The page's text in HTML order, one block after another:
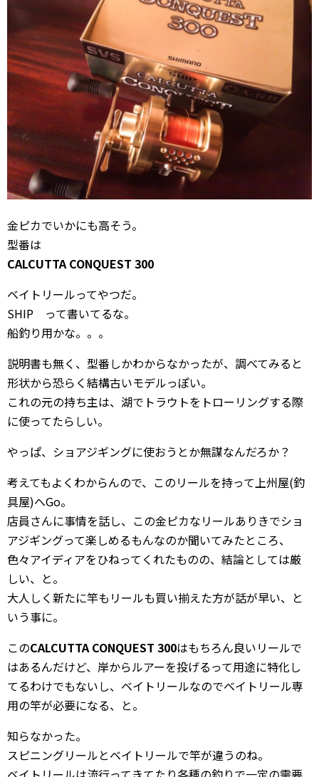
金ピカでいかにも高そう。
型番は
CALCUTTA CONQUEST 300
ベイトリールってやつだ。
SHIP って書いてるな。
船釣り用かな。。。
説明書も無く、型番しかわからなかったが、調べてみると
形状から恐らく結構古いモデルっぽい。
これの元の持ち主は、湖でトラウトをトローリングする際
に使ってたらしい。
やっぱ、ショアジギングに使おうとか無謀なんだろか？
考えてもよくわからんので、このリールを持って上州屋(釣
具屋)へGo。
店員さんに事情を話し、この金ピカなリールありきでショ
アジギングって楽しめるもんなのか聞いてみたところ、
色々アイディアをひねってくれたものの、結論としては厳
しい、と。
大人しく新たに竿もリールも買い揃えた方が話が早い、と
いう事に。
このCALCUTTA CONQUEST 300はもちろん良いリールで
はあるんだけど、岸からルアーを投げるって用途に特化し
てるわけでもないし、ベイトリールなのでベイトリール専
用の竿が必要になる、と。
知らなかった。
スピニングリールとベイトリールで竿が違うのね。